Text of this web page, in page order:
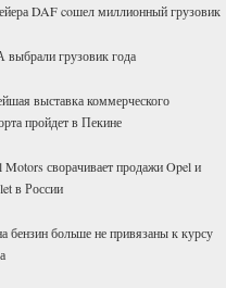
DAF coшел миллионный грузовик
грузовик года
выставка коммерческого
пройдет в Пекине
Motors сворачивает продажи Opel и
в России
бензин больше не привязаны к курсу